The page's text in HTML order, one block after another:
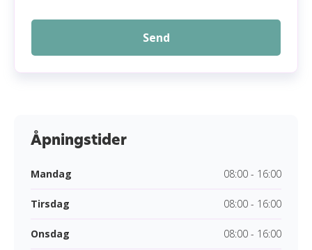
Send
Åpningstider
Mandag 08:00 - 16:00
Tirsdag 08:00 - 16:00
Onsdag 08:00 - 16:00